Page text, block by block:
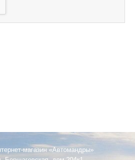
магазин «Автомандры»